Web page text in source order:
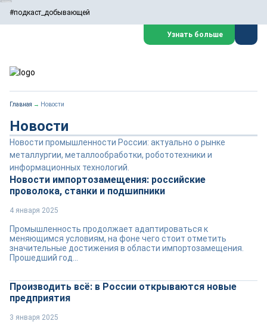
#подкаст_добывающей
Узнать больше
Главная → Новости
Новости
Новости промышленности России: актуально о рынке
металлургии, металлообработки, робототехники и
информационных технологий.
Новости импортозамещения: российские
проволока, станки и подшипники
4 января 2025
Промышленность продолжает адаптироваться к
меняющимся условиям, на фоне чего стоит отметить
значительные достижения в области импортозамещения.
Прошедший год...
Производить всё: в России открываются новые
предприятия
3 января 2025